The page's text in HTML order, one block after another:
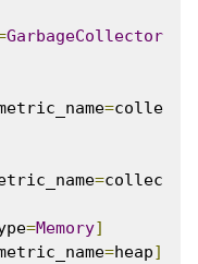
GarbageCollector
=colle
=collec
=Memory]
=heap]